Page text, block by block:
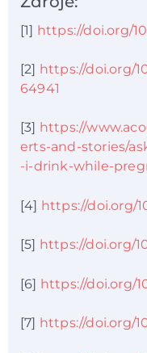
[1] https://doi.org/
[2] https://doi.org/
64941
[3] https://
erts-and-stories/
-i-drink-while-
[4] https://doi.org/
[5] https://doi.org/
[6] https://doi.org/
[7] https://doi.org/